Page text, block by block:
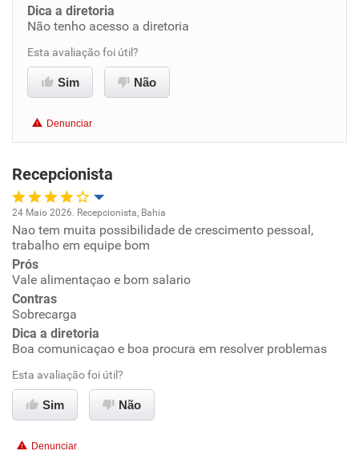
Benefícios
Recomenda esta empresa
Recomenda a diretoria
Dica a diretoria
Não tenho acesso a diretoria
Esta avaliação foi útil?
Sim Não
Denunciar
Recepcionista
Oportunidade de promoção
Ambiente de trabalho
Conciliação com a vida familiar
Benefícios
Recomenda esta empresa
Recomenda a diretoria
24 Maio 2026. Recepcionista, Bahia
Nao tem muita possibilidade de crescimento pessoal,
trabalho em equipe bom
Prós
Vale alimentaçao e bom salario
Contras
Sobrecarga
Dica a diretoria
Boa comunicaçao e boa procura em resolver problemas
Esta avaliação foi útil?
Sim Não
Denunciar